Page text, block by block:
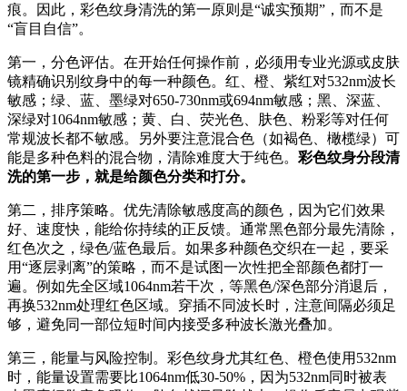
痕。因此，彩色纹身清洗的第一原则是“诚实预期”，而不是
“盲目自信”。
第一，分色评估。在开始任何操作前，必须用专业光源或皮肤
镜精确识别纹身中的每一种颜色。红、橙、紫红对532nm波长
敏感；绿、蓝、墨绿对650-730nm或694nm敏感；黑、深蓝、
深绿对1064nm敏感；黄、白、荧光色、肤色、粉彩等对任何
常规波长都不敏感。另外要注意混合色（如褐色、橄榄绿）可
能是多种色料的混合物，清除难度大于纯色。 彩色纹身分段清
洗的第一步，就是给颜色分类和打分。
第二，排序策略。优先清除敏感度高的颜色，因为它们效果
好、速度快，能给你持续的正反馈。通常黑色部分最先清除，
红色次之，绿色/蓝色最后。如果多种颜色交织在一起，要采
用“逐层剥离”的策略，而不是试图一次性把全部颜色都打一
遍。例如先全区域1064nm若干次，等黑色/深色部分消退后，
再换532nm处理红色区域。穿插不同波长时，注意间隔必须足
够，避免同一部位短时间内接受多种波长激光叠加。
第三，能量与风险控制。彩色纹身尤其红色、橙色使用532nm
时，能量设置需要比1064nm低30-50%，因为532nm同时被表